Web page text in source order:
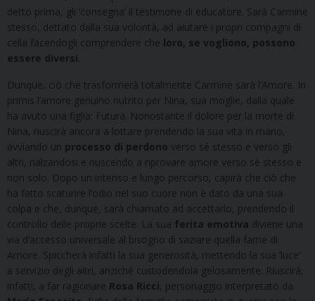
detto prima, gli ‘consegna’ il testimone di educatore. Sarà Carmine
stesso, dettato dalla sua volontà, ad aiutare i propri compagni di
cella facendogli comprendere che loro, se vogliono, possono
essere diversi.
Dunque, ciò che trasformerà totalmente Carmine sarà l’Amore. In
primis l’amore genuino nutrito per Nina, sua moglie, dalla quale
ha avuto una figlia: Futura. Nonostante il dolore per la morte di
Nina, riuscirà ancora a lottare prendendo la sua vita in mano,
avviando un processo di perdono verso sé stesso e verso gli
altri, rialzandosi e riuscendo a riprovare amore verso sé stesso e
non solo. Dopo un intenso e lungo percorso, capirà che ciò che
ha fatto scaturire l’odio nel suo cuore non è dato da una sua
colpa e che, dunque, sarà chiamato ad accettarlo, prendendo il
controllo delle proprie scelte. La sua ferita emotiva diviene una
via d’accesso universale al bisogno di saziare quella fame di
Amore. Spiccherà infatti la sua generosità, mettendo la sua ‘luce’
a servizio degli altri, anziché custodendola gelosamente. Riuscirà,
infatti, a far ragionare Rosa Ricci, personaggio interpretato da